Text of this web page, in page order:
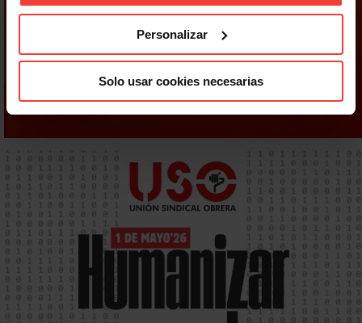
Personalizar
Solo usar cookies necesarias